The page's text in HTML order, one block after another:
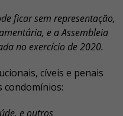
ficar sem representação,
e a Assembleia
no exercício de 2020.
cíveis e penais
condomínios:
e outros